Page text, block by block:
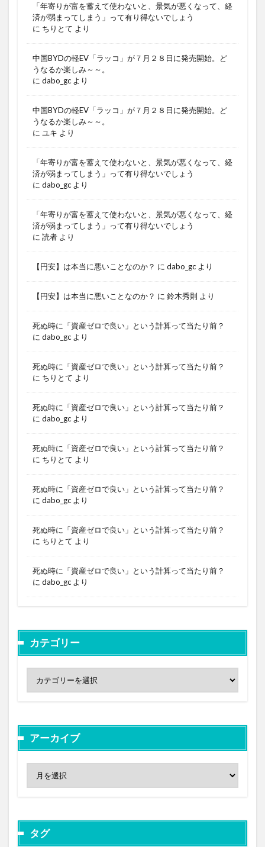
「年寄りが富を蓄えて使わないと、景気が悪くなって、経
済が弱まってしまう」って有り得ないでしょう
に ちりとて より
中国BYDの軽EV「ラッコ」が７月２８日に発売開始。ど
うなるか楽しみ～～。
に dabo_gc より
中国BYDの軽EV「ラッコ」が７月２８日に発売開始。ど
うなるか楽しみ～～。
に ユキ より
「年寄りが富を蓄えて使わないと、景気が悪くなって、経
済が弱まってしまう」って有り得ないでしょう
に dabo_gc より
「年寄りが富を蓄えて使わないと、景気が悪くなって、経
済が弱まってしまう」って有り得ないでしょう
に 読者 より
【円安】は本当に悪いことなのか？ に dabo_gc より
【円安】は本当に悪いことなのか？ に 鈴木秀則 より
死ぬ時に「資産ゼロで良い」という計算って当たり前？
に dabo_gc より
死ぬ時に「資産ゼロで良い」という計算って当たり前？
に ちりとて より
死ぬ時に「資産ゼロで良い」という計算って当たり前？
に dabo_gc より
死ぬ時に「資産ゼロで良い」という計算って当たり前？
に ちりとて より
死ぬ時に「資産ゼロで良い」という計算って当たり前？
に dabo_gc より
死ぬ時に「資産ゼロで良い」という計算って当たり前？
に ちりとて より
死ぬ時に「資産ゼロで良い」という計算って当たり前？
に dabo_gc より
カテゴリー
アーカイブ
タグ